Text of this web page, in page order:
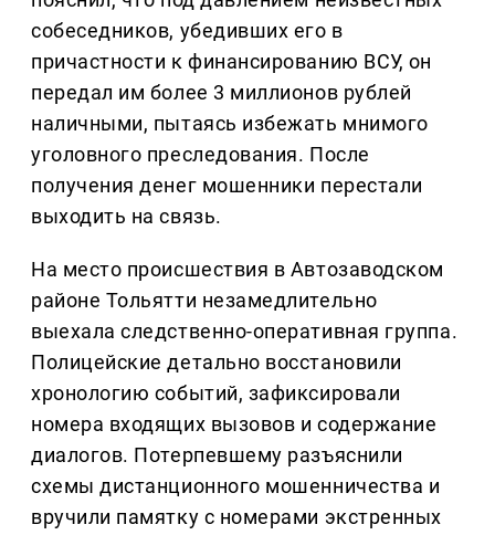
собеседников, убедивших его в
причастности к финансированию ВСУ, он
передал им более 3 миллионов рублей
наличными, пытаясь избежать мнимого
уголовного преследования. После
получения денег мошенники перестали
выходить на связь.
На место происшествия в Автозаводском
районе Тольятти незамедлительно
выехала следственно-оперативная группа.
Полицейские детально восстановили
хронологию событий, зафиксировали
номера входящих вызовов и содержание
диалогов. Потерпевшему разъяснили
схемы дистанционного мошенничества и
вручили памятку с номерами экстренных